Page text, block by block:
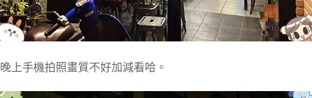
晚上手機拍照畫質不好加減看哈。